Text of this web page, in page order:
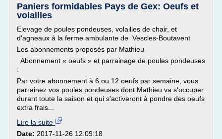
Paniers formidables Pays de Gex: Oeufs et
volailles
Elevage de poules pondeuses, volailles de chair, et
d'agneaux à la ferme ambulante de Vescles-Boutavent
Les abonnements proposés par Mathieu
Abonnement « oeufs » et parrainage de poules pondeuses
:
Par votre abonnement à 6 ou 12 oeufs par semaine, vous
parrainez vos poules pondeuses dont Mathieu va s'occuper
durant toute la saison et qui s'activeront à pondre des oeufs
extra frais...
Lire la suite
Date: 2017-11-26 12:09:18